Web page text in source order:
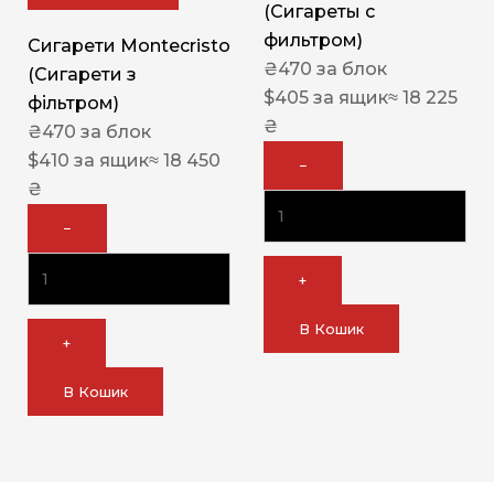
Сигарети Montecristo
(Сигарети з
фільтром)
₴470 за блок
$410 за ящик≈ 18 450
₴
−
+
В Кошик
(Сигареты с
фильтром)
₴470 за блок
$405 за ящик≈ 18 225
₴
−
+
В Кошик